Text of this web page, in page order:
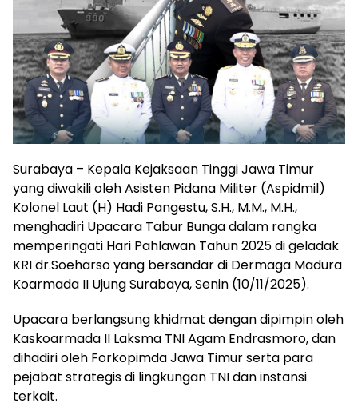
Surabaya – Kepala Kejaksaan Tinggi Jawa Timur
yang diwakili oleh Asisten Pidana Militer (Aspidmil)
Kolonel Laut (H) Hadi Pangestu, S.H., M.M., M.H.,
menghadiri Upacara Tabur Bunga dalam rangka
memperingati Hari Pahlawan Tahun 2025 di geladak
KRI dr.Soeharso yang bersandar di Dermaga Madura
Koarmada II Ujung Surabaya, Senin (10/11/2025).
Upacara berlangsung khidmat dengan dipimpin oleh
Kaskoarmada II Laksma TNI Agam Endrasmoro, dan
dihadiri oleh Forkopimda Jawa Timur serta para
pejabat strategis di lingkungan TNI dan instansi
terkait.